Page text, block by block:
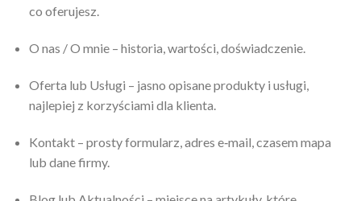
co oferujesz.
O nas / O mnie – historia, wartości, doświadczenie.
Oferta lub Usługi – jasno opisane produkty i usługi,
najlepiej z korzyściami dla klienta.
Kontakt – prosty formularz, adres e‑mail, czasem mapa
lub dane firmy.